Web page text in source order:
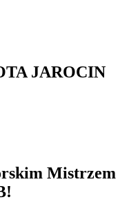
JAROCIN
Mistrzem